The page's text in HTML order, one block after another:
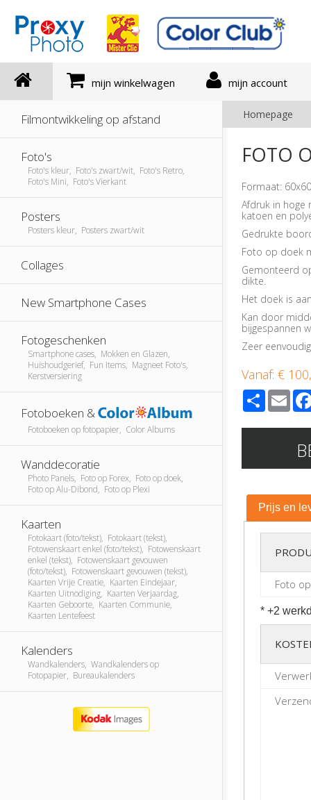
mijn winkelwagen mijn account
Filmontwikkeling op afstand
Foto's
Foto's kleur, Foto's zwart/wit, Foto's Retro,
Foto's Mini, Foto's Vierkant
Posters
Posters kleur, Posters zwart/wit
Collages
New Smartphone Cases
Fotogeschenken
Smartphone cases, Mokken en Glazen,
Huishoudgerief, Fun Items, Magneet Foto's,
Kerstversiering
Fotoboeken &
Fotoboeken op fotopapier, Color Albums
Wanddecoratie
Photo Panels, Foto op Forex, Foto op doek,
Foto op Alu-Dibond, Foto op Plexi
Kaarten
Fotokaart (foto/tekst), Fotokaart (tekst),
Fotowenskaart enkel (foto/tekst), Fotowenskaart
enkel (tekst), Fotowenskaart gevouwen
(foto/tekst), Fotowenskaart gevouwen (tekst),
Kaarten Vrije Creatie, Kaarten Eindejaar,
Kaarten Uitnodiging, Kaarten Verjaardag,
Kaarten Geboorte, Kaarten Communie,
Kaarten Lentefeest
Kalenders
Wandkalenders, Wandkalenders op
Fotopapier, Bureaukalenders
Homepage
FOTO
Formaat:
Afdruk in hoge
katoen en
Gedrukte
Foto op doek
Gemonteerd
dikte.
Het doek is
Kan door
bijgespannen
Zeer
Vanaf:€
Share
Prijs en
Foto
* +2